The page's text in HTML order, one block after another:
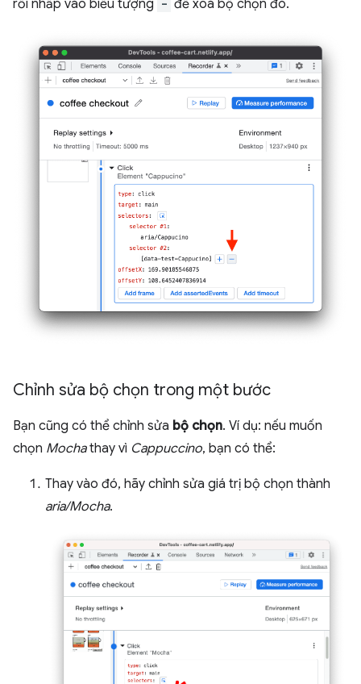
rồi nhấp vào biểu tượng - để xoá bộ chọn đó.
Chỉnh sửa bộ chọn trong một bước
Bạn cũng có thể chỉnh sửa bộ chọn. Ví dụ: nếu muốn
chọn Mochathay vì Cappuccino, bạn có thể:
Thay vào đó, hãy chỉnh sửa giá trị bộ chọn thành
aria/Mocha.